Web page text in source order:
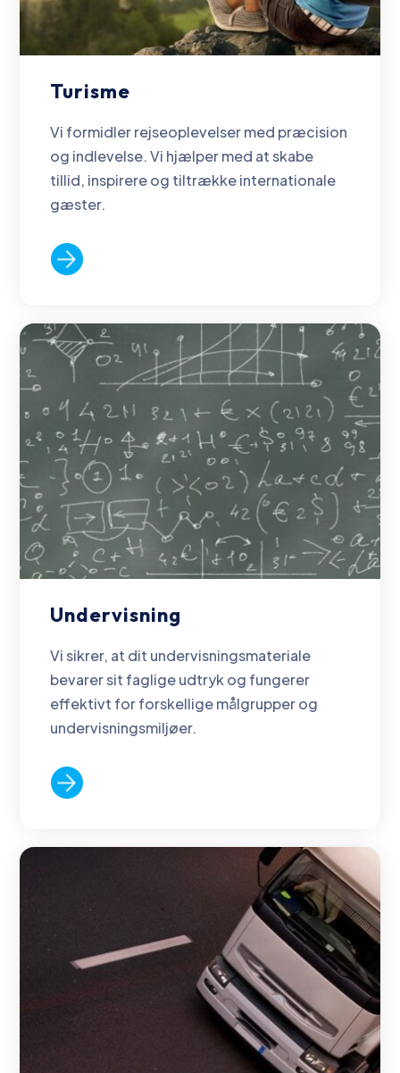
Turisme
Vi formidler rejseoplevelser med præcision
og indlevelse. Vi hjælper med at skabe
tillid, inspirere og tiltrække internationale
gæster.
Undervisning
Vi sikrer, at dit undervisningsmateriale
bevarer sit faglige udtryk og fungerer
effektivt for forskellige målgrupper og
undervisningsmiljøer.